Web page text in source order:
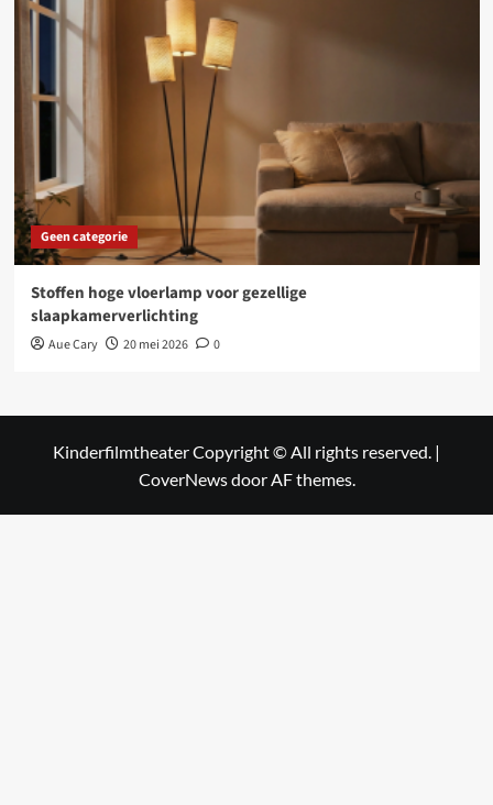
Geen categorie
Stoffen hoge vloerlamp voor gezellige
slaapkamerverlichting
Aue Cary 20 mei 2026 0
Kinderfilmtheater Copyright © All rights reserved. |
CoverNewsdoor AF themes.